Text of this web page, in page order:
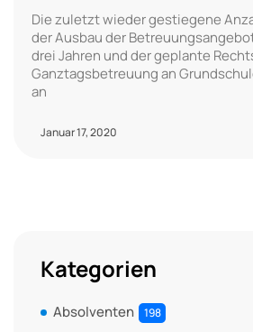
Die zuletzt wieder gestiegene
der Ausbau der
drei Jahren und der geplante
Ganztagsbetreuung an
an
Januar 17, 2020
Kategorien
Absolventen 198